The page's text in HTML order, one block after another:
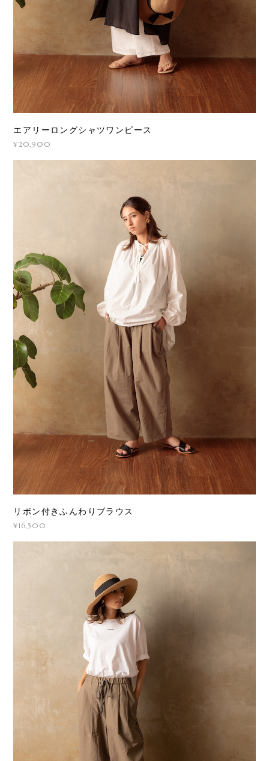
エアリーロングシャツワンピース
¥20,900
リボン付きふんわりブラウス
¥16,500